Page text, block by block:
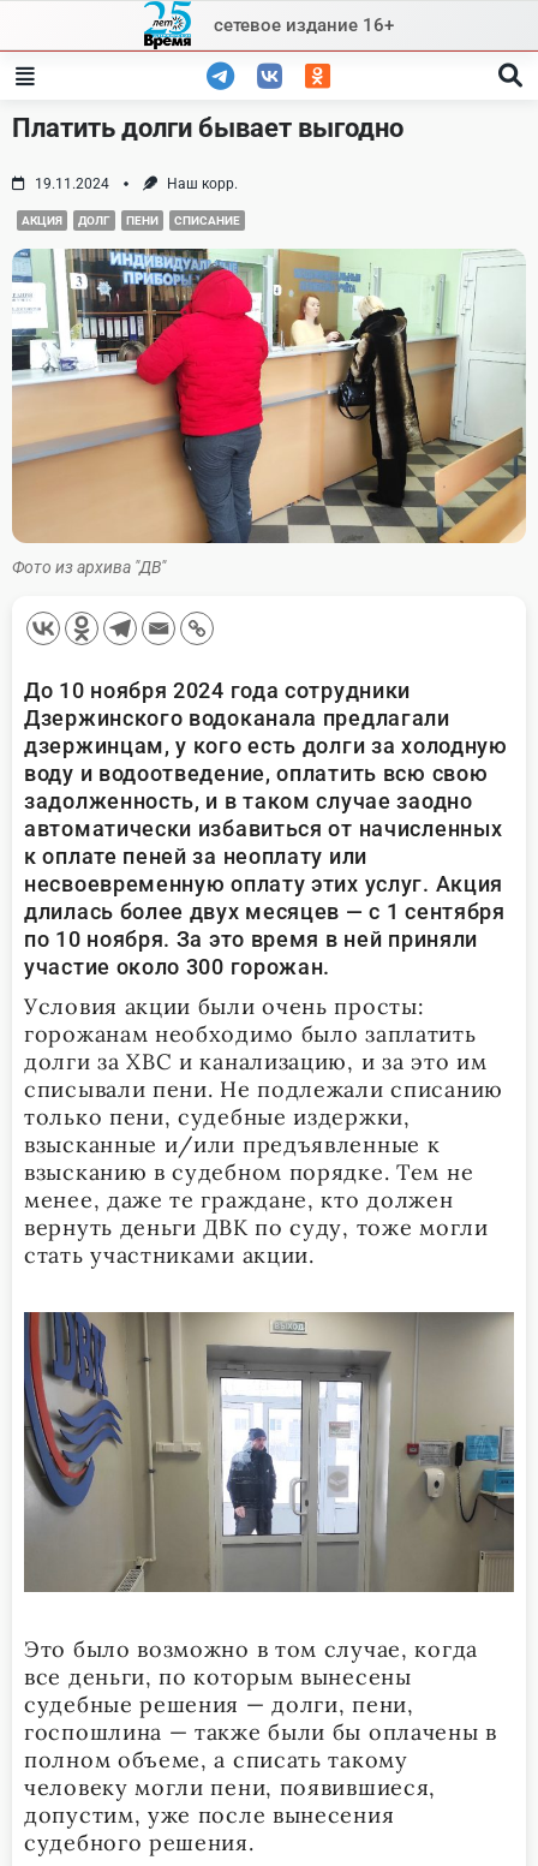
content
сетевое издание 16+
Платить долги бывает выгодно
19.11.2024 Наш корр.
АКЦИЯ ДОЛГ ПЕНИ СПИСАНИЕ
Фото из архива "ДВ"
До 10 ноября 2024 года сотрудники
Дзержинского водоканала предлагали
дзержинцам, у кого есть долги за холодную
воду и водоотведение, оплатить всю свою
задолженность, и в таком случае заодно
автоматически избавиться от начисленных
к оплате пеней за неоплату или
несвоевременную оплату этих услуг. Акция
длилась более двух месяцев — с 1 сентября
по 10 ноября. За это время в ней приняли
участие около 300 горожан.
Условия акции были очень просты:
горожанам необходимо было заплатить
долги за ХВС и канализацию, и за это им
списывали пени. Не подлежали списанию
только пени, судебные издержки,
взысканные и/или предъявленные к
взысканию в судебном порядке. Тем не
менее, даже те граждане, кто должен
вернуть деньги ДВК по суду, тоже могли
стать участниками акции.
Это было возможно в том случае, когда
все деньги, по которым вынесены
судебные решения — долги, пени,
госпошлина — также были бы оплачены в
полном объеме, а списать такому
человеку могли пени, появившиеся,
допустим, уже после вынесения
судебного решения.